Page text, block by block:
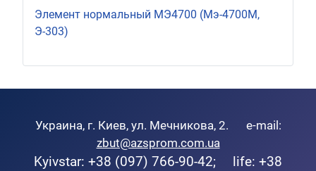
Элемент нормальный МЭ4700 (Мэ-4700М,
Э-303)
Украина, г. Киев, ул. Мечникова, 2. e-mail:
zbut@azsprom.com.ua
Kyivstar: +38 (097) 766-90-42; life: +38